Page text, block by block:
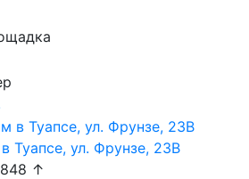
Туапсе, ул. Фрунзе, 23В
↑